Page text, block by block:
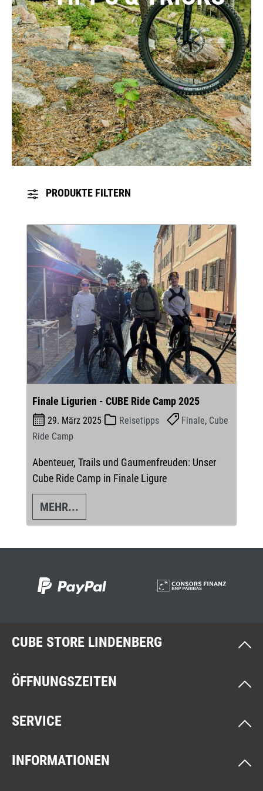
PRODUKTE FILTERN
Finale Ligurien - CUBE Ride Camp 2025
29. März 2025 Reisetipps Finale, Cube
Ride Camp
Abenteuer, Trails und Gaumenfreuden: Unser
Cube Ride Camp in Finale Ligure
MEHR...
CUBE STORE LINDENBERG
ÖFFNUNGSZEITEN
SERVICE
INFORMATIONEN